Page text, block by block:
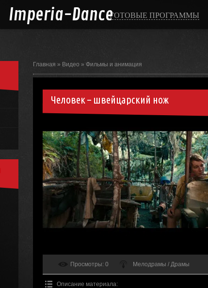
Imperia-DanceГОТОВЫЕ ПРОГРАММЫ
Главная » Видео » Фильмы и анимация
Человек – швейцарский нож
Просмотры: 0 Мелодрамы / Драмы
Описание материала: